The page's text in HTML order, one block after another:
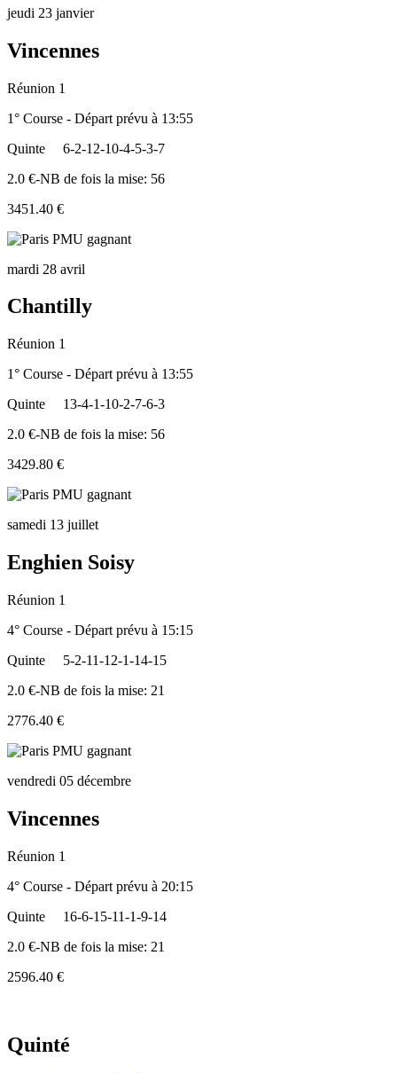
jeudi 23 janvier
Vincennes
Réunion 1
1° Course - Départ prévu à 13:55
Quinte
6-2-12-10-4-5-3-7
2.0 €-NB de fois la mise: 56
3451.40 €
mardi 28 avril
Chantilly
Réunion 1
1° Course - Départ prévu à 13:55
Quinte
13-4-1-10-2-7-6-3
2.0 €-NB de fois la mise: 56
3429.80 €
samedi 13 juillet
Enghien Soisy
Réunion 1
4° Course - Départ prévu à 15:15
Quinte
5-2-11-12-1-14-15
2.0 €-NB de fois la mise: 21
2776.40 €
vendredi 05 décembre
Vincennes
Réunion 1
4° Course - Départ prévu à 20:15
Quinte
16-6-15-11-1-9-14
2.0 €-NB de fois la mise: 21
2596.40 €
Quinté